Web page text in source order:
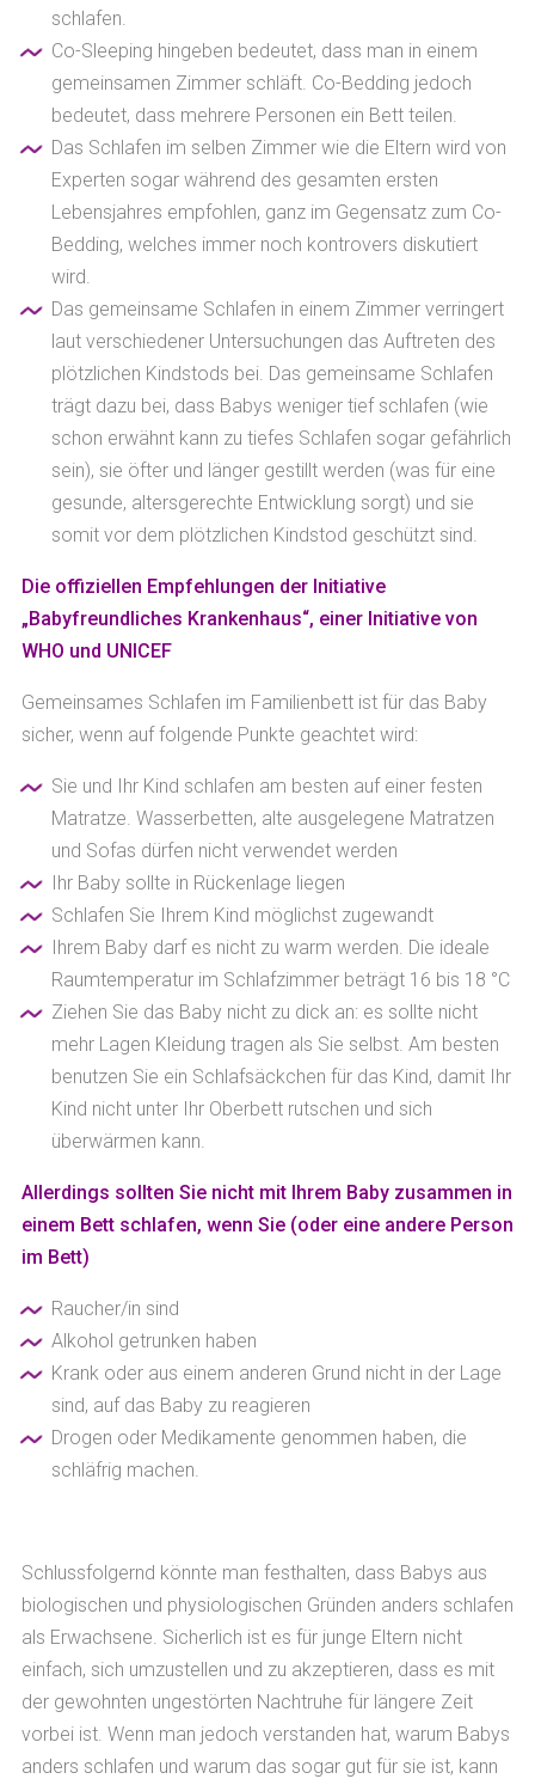
schlafen.
Co-Sleeping hingeben bedeutet, dass man in einem
gemeinsamen Zimmer schläft. Co-Bedding jedoch
bedeutet, dass mehrere Personen ein Bett teilen.
Das Schlafen im selben Zimmer wie die Eltern wird von
Experten sogar während des gesamten ersten
Lebensjahres empfohlen, ganz im Gegensatz zum Co-
Bedding, welches immer noch kontrovers diskutiert
wird.
Das gemeinsame Schlafen in einem Zimmer verringert
laut verschiedener Untersuchungen das Auftreten des
plötzlichen Kindstods bei. Das gemeinsame Schlafen
trägt dazu bei, dass Babys weniger tief schlafen (wie
schon erwähnt kann zu tiefes Schlafen sogar gefährlich
sein), sie öfter und länger gestillt werden (was für eine
gesunde, altersgerechte Entwicklung sorgt) und sie
somit vor dem plötzlichen Kindstod geschützt sind.
Die offiziellen Empfehlungen der Initiative
„Babyfreundliches Krankenhaus“, einer Initiative von
WHO und UNICEF
Gemeinsames Schlafen im Familienbett ist für das Baby
sicher, wenn auf folgende Punkte geachtet wird:
Sie und Ihr Kind schlafen am besten auf einer festen
Matratze. Wasserbetten, alte ausgelegene Matratzen
und Sofas dürfen nicht verwendet werden
Ihr Baby sollte in Rückenlage liegen
Schlafen Sie Ihrem Kind möglichst zugewandt
Ihrem Baby darf es nicht zu warm werden. Die ideale
Raumtemperatur im Schlafzimmer beträgt 16 bis 18 °C
Ziehen Sie das Baby nicht zu dick an: es sollte nicht
mehr Lagen Kleidung tragen als Sie selbst. Am besten
benutzen Sie ein Schlafsäckchen für das Kind, damit Ihr
Kind nicht unter Ihr Oberbett rutschen und sich
überwärmen kann.
Allerdings sollten Sie nicht mit Ihrem Baby zusammen in
einem Bett schlafen, wenn Sie (oder eine andere Person
im Bett)
Raucher/in sind
Alkohol getrunken haben
Krank oder aus einem anderen Grund nicht in der Lage
sind, auf das Baby zu reagieren
Drogen oder Medikamente genommen haben, die
schläfrig machen.
Schlussfolgernd könnte man festhalten, dass Babys aus
biologischen und physiologischen Gründen anders schlafen
als Erwachsene. Sicherlich ist es für junge Eltern nicht
einfach, sich umzustellen und zu akzeptieren, dass es mit
der gewohnten ungestörten Nachtruhe für längere Zeit
vorbei ist. Wenn man jedoch verstanden hat, warum Babys
anders schlafen und warum das sogar gut für sie ist, kann